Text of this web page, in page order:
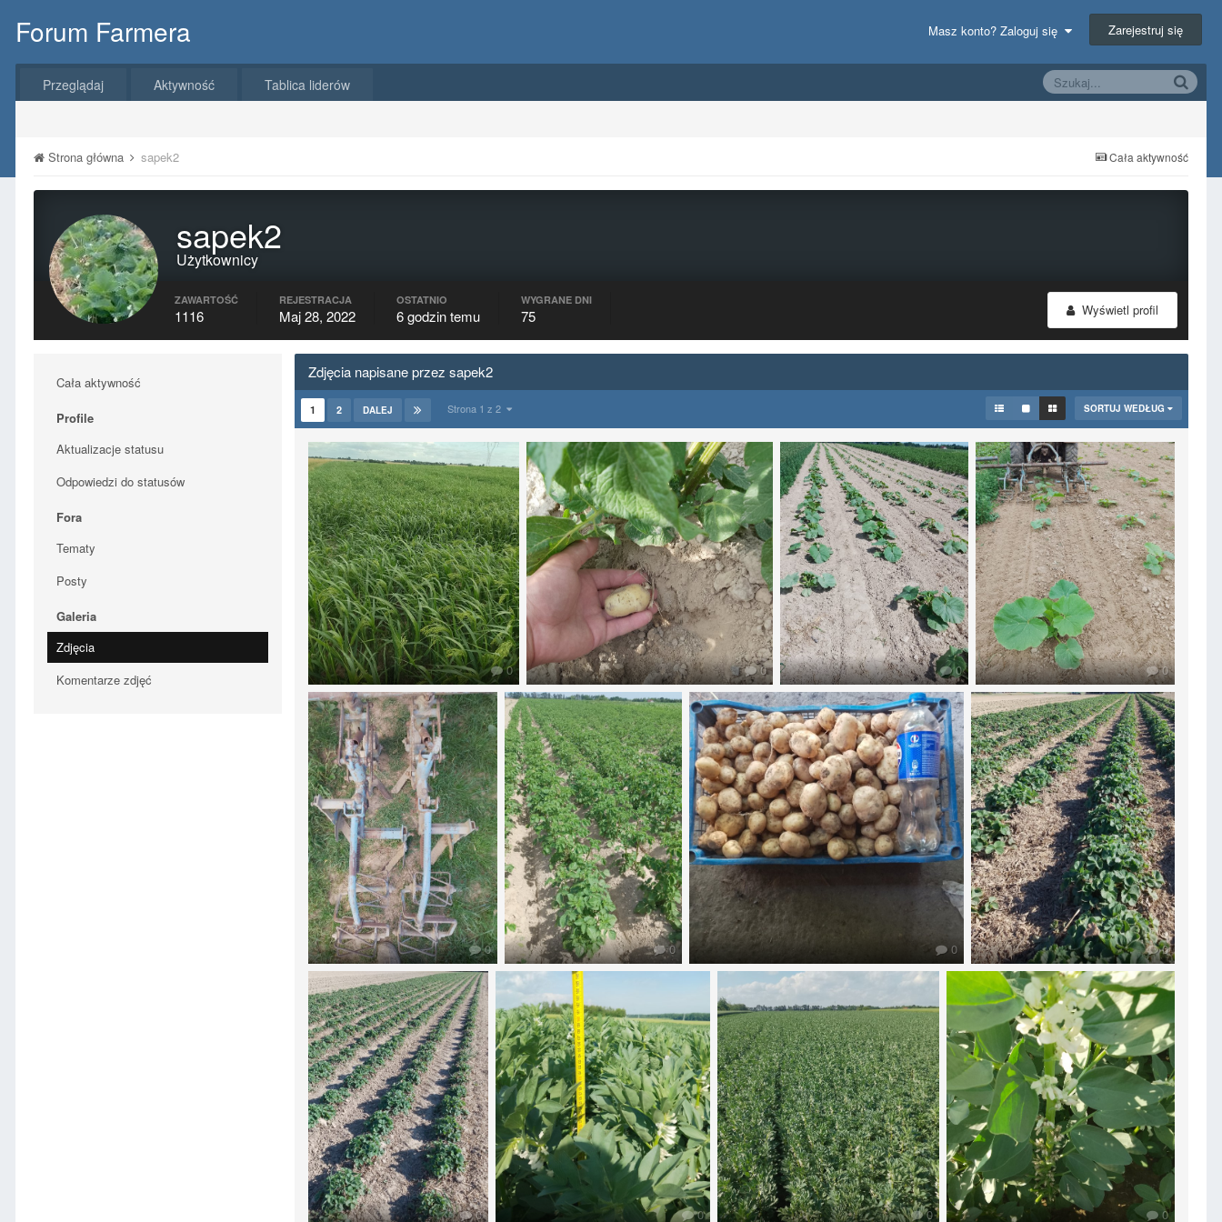
Forum Farmera Masz konto? Zaloguj się Zarejestruj się
Przeglądaj Aktywność Tablica liderów
Cała aktywność
Strona główna sapek2
sapek2
Użytkownicy
Wyświetl profil
ZAWARTOŚĆ
1116
REJESTRACJA
Maj 28, 2022
OSTATNIO
6 godzin temu
WYGRANE DNI
75
Cała aktywność
Profile
Aktualizacje statusu
Odpowiedzi do statusów
Fora
Tematy
Posty
Galeria
Zdjęcia
Komentarze zdjęć
Zdjęcia napisane przez sapek2
SORTUJ WEDŁUG
1 2 DALEJ Strona 1 z 2
0 0 0 0
0 0 0 0
0 0 0 0